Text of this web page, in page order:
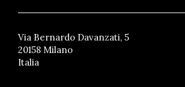
Via Bernardo Davanzati, 5
20158 Milano
Italia